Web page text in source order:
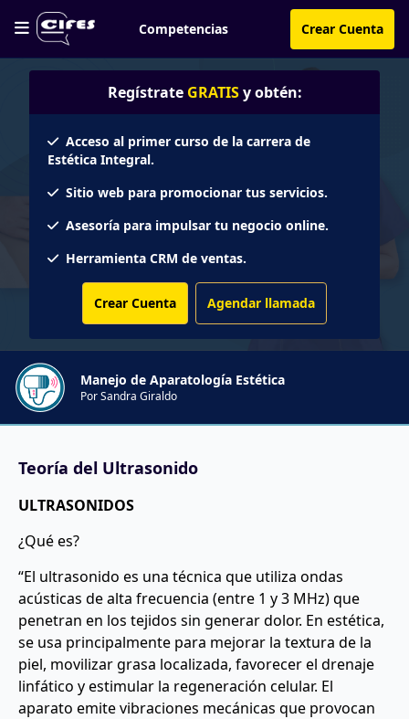
Competencias Crear Cuenta
Regístrate GRATIS y obtén:
Acceso al primer curso de la carrera de
Estética Integral.
Sitio web para promocionar tus servicios.
Asesoría para impulsar tu negocio online.
Herramienta CRM de ventas.
Crear Cuenta Agendar llamada
Manejo de Aparatología Estética
Por Sandra Giraldo
Teoría del Ultrasonido
ULTRASONIDOS
¿Qué es?
“El ultrasonido es una técnica que utiliza ondas
acústicas de alta frecuencia (entre 1 y 3 MHz) que
penetran en los tejidos sin generar dolor. En estética,
se usa principalmente para mejorar la textura de la
piel, movilizar grasa localizada, favorecer el drenaje
linfático y estimular la regeneración celular. El
aparato emite vibraciones mecánicas que provocan